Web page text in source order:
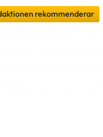
rekommenderar